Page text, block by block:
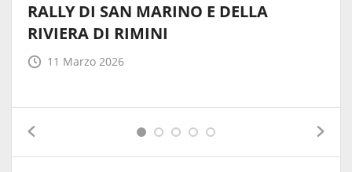
RALLY DI SAN MARINO E DELLA
RIVIERA DI RIMINI
11 Marzo 2026